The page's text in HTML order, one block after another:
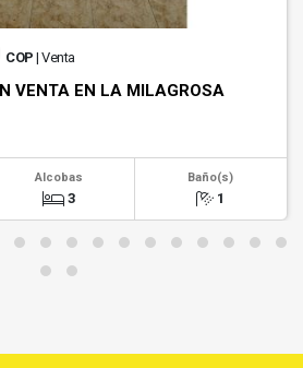
COP | Venta
VENTA EN LA MILAGROSA
Alcobas
3
Baño(s)
1